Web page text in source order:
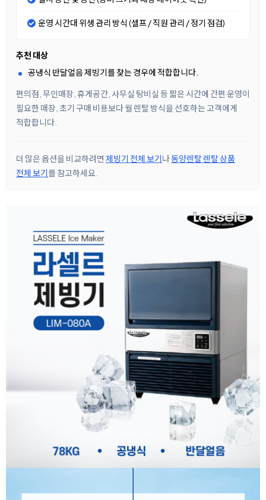
운영 시간대 위생 관리 방식 (셀프 / 직원 관리 / 정기 점검)
추천 대상
공냉식 반달얼음 제빙기를 찾는 경우에 적합합니다.
편의점, 무인매장, 휴게공간, 사무실 탕비실 등 짧은 시간에 간편 운영이
필요한 매장, 초기 구매 비용보다 월 렌탈 방식을 선호하는 고객에게
적합합니다.
더 많은 옵션을 비교하려면 제빙기 전체 보기나동양렌탈 렌탈 상품
전체 보기를 참고하세요.